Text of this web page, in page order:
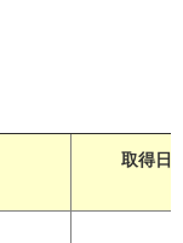
取得日